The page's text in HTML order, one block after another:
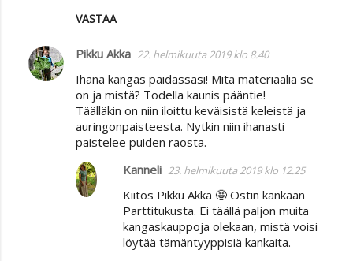
VASTAA
Pikku Akka 22. helmikuuta 2019 klo 8.40
Ihana kangas paidassasi! Mitä materiaalia se
on ja mistä? Todella kaunis pääntie!
Täälläkin on niin iloittu keväisistä keleistä ja
auringonpaisteesta. Nytkin niin ihanasti
paistelee puiden raosta.
Kanneli 23. helmikuuta 2019 klo 12.25
Kiitos Pikku Akka 🤩 Ostin kankaan
Parttitukusta. Ei täällä paljon muita
kangaskauppoja olekaan, mistä voisi
löytää tämäntyyppisiä kankaita.